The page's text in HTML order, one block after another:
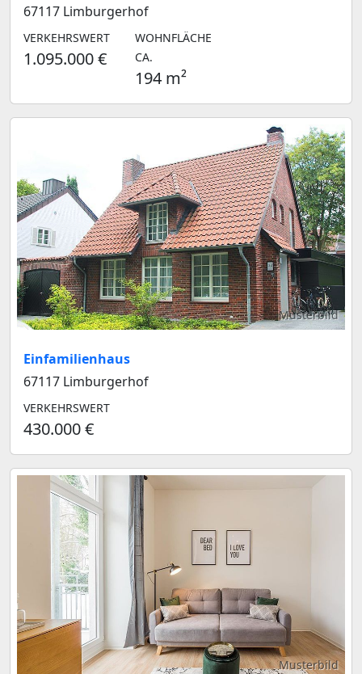
67117 Limburgerhof
VERKEHRSWERT
1.095.000 €
WOHNFLÄCHE
CA.
194 m²
Musterbild
Einfamilienhaus
67117 Limburgerhof
VERKEHRSWERT
430.000 €
Musterbild